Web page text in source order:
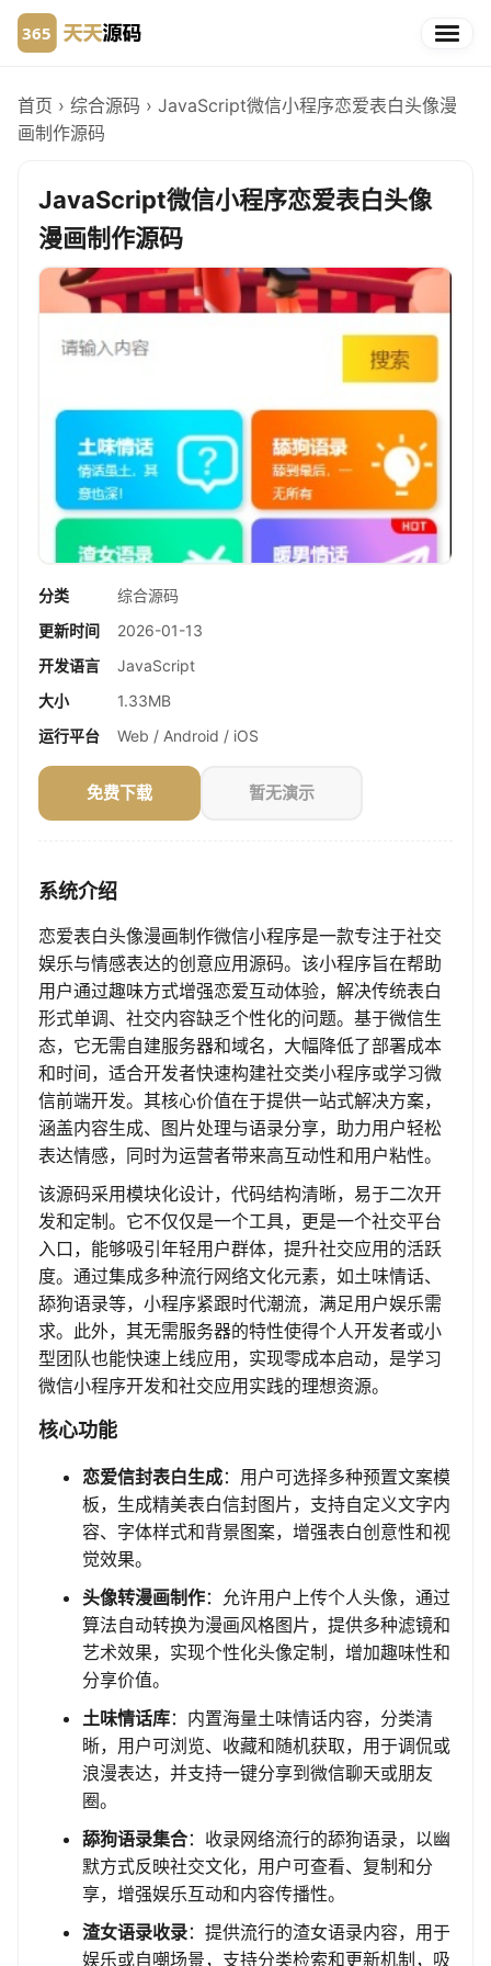
首页 › 综合源码 › JavaScript微信小程序恋爱表白头像漫
画制作源码
JavaScript微信小程序恋爱表白头像
漫画制作源码
分类
综合源码
更新时间
2026-01-13
开发语言
JavaScript
大小
1.33MB
运行平台
Web / Android / iOS
免费下载 暂无演示
系统介绍
恋爱表白头像漫画制作微信小程序是一款专注于社交
娱乐与情感表达的创意应用源码。该小程序旨在帮助
用户通过趣味方式增强恋爱互动体验，解决传统表白
形式单调、社交内容缺乏个性化的问题。基于微信生
态，它无需自建服务器和域名，大幅降低了部署成本
和时间，适合开发者快速构建社交类小程序或学习微
信前端开发。其核心价值在于提供一站式解决方案，
涵盖内容生成、图片处理与语录分享，助力用户轻松
表达情感，同时为运营者带来高互动性和用户粘性。
该源码采用模块化设计，代码结构清晰，易于二次开
发和定制。它不仅仅是一个工具，更是一个社交平台
入口，能够吸引年轻用户群体，提升社交应用的活跃
度。通过集成多种流行网络文化元素，如土味情话、
舔狗语录等，小程序紧跟时代潮流，满足用户娱乐需
求。此外，其无需服务器的特性使得个人开发者或小
型团队也能快速上线应用，实现零成本启动，是学习
微信小程序开发和社交应用实践的理想资源。
核心功能
恋爱信封表白生成：用户可选择多种预置文案模
板，生成精美表白信封图片，支持自定义文字内
容、字体样式和背景图案，增强表白创意性和视
觉效果。
头像转漫画制作：允许用户上传个人头像，通过
算法自动转换为漫画风格图片，提供多种滤镜和
艺术效果，实现个性化头像定制，增加趣味性和
分享价值。
土味情话库：内置海量土味情话内容，分类清
晰，用户可浏览、收藏和随机获取，用于调侃或
浪漫表达，并支持一键分享到微信聊天或朋友
圈。
舔狗语录集合：收录网络流行的舔狗语录，以幽
默方式反映社交文化，用户可查看、复制和分
享，增强娱乐互动和内容传播性。
渣女语录收录：提供流行的渣女语录内容，用于
娱乐或自嘲场景，支持分类检索和更新机制，吸